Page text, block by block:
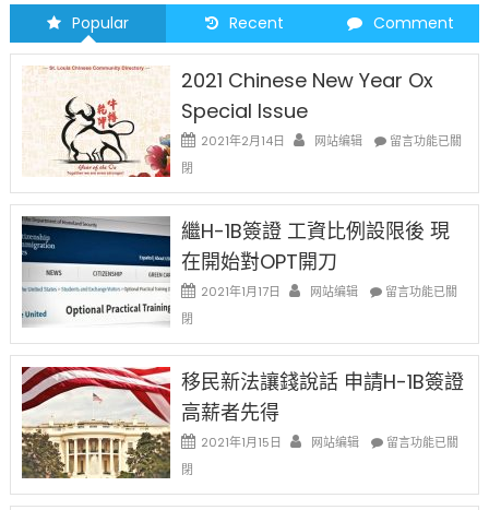
Popular Recent Comment
2021 Chinese New Year Ox
Special Issue
2021年2月14日 网站编辑
在
New
Year
Ox
中
留言功能已關
閉
繼H-1B簽證 工資比例設限後 現
在開始對OPT開刀
2021年1月17日 网站编辑
在
1B
證
比
設
留言功能已關
閉
移民新法讓錢說話 申請H-1B簽證
高薪者先得
2021年1月15日 网站编辑
在
新
留言功能已關
閉